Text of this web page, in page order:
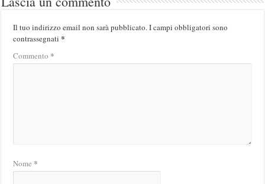
Il tuo indirizzo email non sarà pubblicato.I campi obbligatori sono
contrassegnati*
Commento *
Nome *